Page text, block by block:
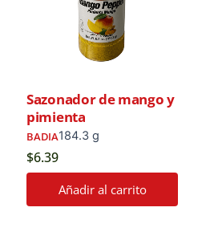
Sazonador de mango y
pimienta
BADIA184.3 g
$6.39
Añadir al carrito